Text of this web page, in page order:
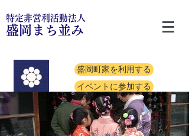
特定非営利活動法人
盛岡まち並み
盛岡町家を利用する
イベントに参加する